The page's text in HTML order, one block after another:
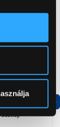
konkrét
a
adatlap